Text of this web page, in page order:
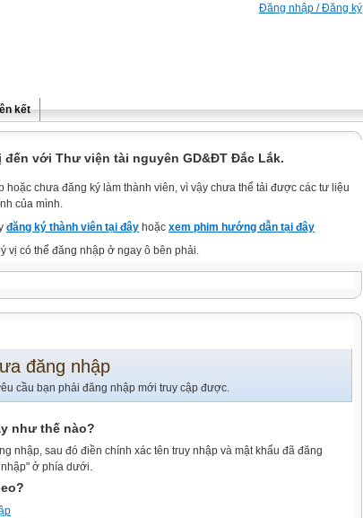
Đăng nhập / Đăng ký
kết
đến với Thư viện tài nguyên GD&ĐT Đắc Lắk.
hoặc chưa đăng ký làm thành viên, vì vậy chưa thể tải được các tư liệu
của mình.
đăng ký thành viên tại đây hoặc xem phim hướng dẫn tại đây
vị có thể đăng nhập ở ngay ô bên phải.
đăng nhập
cầu bạn phải đăng nhập mới truy cập được.
như thế nào?
nhập, sau đó điền chính xác tên truy nhập và mật khẩu đã đăng
ở phía dưới.